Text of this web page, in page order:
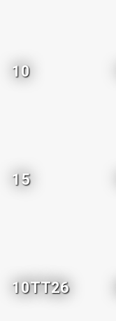
10
15
10TT26